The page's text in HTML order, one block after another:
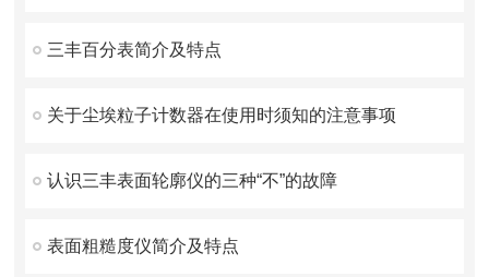
三丰百分表简介及特点
关于尘埃粒子计数器在使用时须知的注意事项
认识三丰表面轮廓仪的三种“不”的故障
表面粗糙度仪简介及特点